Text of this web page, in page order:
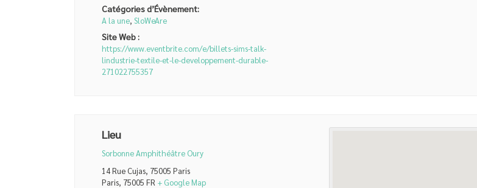
Catégories d’Évènement:
A la une, SloWeAre
Site Web :
https://www.eventbrite.com/e/billets-sims-talk-
lindustrie-textile-et-le-developpement-durable-
271022755357
Lieu
Sorbonne Amphithéâtre Oury
14 Rue Cujas, 75005 Paris
Paris, 75005 FR + Google Map